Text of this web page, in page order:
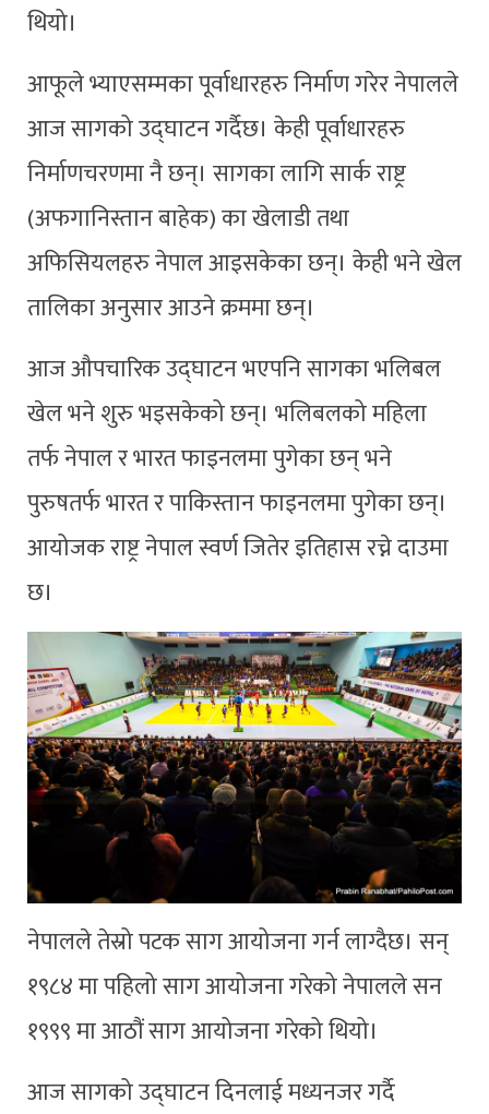
थियो।
आफूले भ्याएसम्मका पूर्वाधारहरु निर्माण गरेर नेपालले
आज सागको उद्घाटन गर्दैछ। केही पूर्वाधारहरु
निर्माणचरणमा नै छन्। सागका लागि सार्क राष्ट्र
(अफगानिस्तान बाहेक) का खेलाडी तथा
अफिसियलहरु नेपाल आइसकेका छन्। केही भने खेल
तालिका अनुसार आउने क्रममा छन्।
आज औपचारिक उद्घाटन भएपनि सागका भलिबल
खेल भने शुरु भइसकेको छन्। भलिबलको महिला
तर्फ नेपाल र भारत फाइनलमा पुगेका छन् भने
पुरुषतर्फ भारत र पाकिस्तान फाइनलमा पुगेका छन्।
आयोजक राष्ट्र नेपाल स्वर्ण जितेर इतिहास रच्ने दाउमा
छ।
नेपालले तेस्रो पटक साग आयोजना गर्न लाग्दैछ। सन्
१९८४ मा पहिलो साग आयोजना गरेको नेपालले सन
१९९९ मा आठौं साग आयोजना गरेको थियो।
आज सागको उद्घाटन दिनलाई मध्यनजर गर्दै